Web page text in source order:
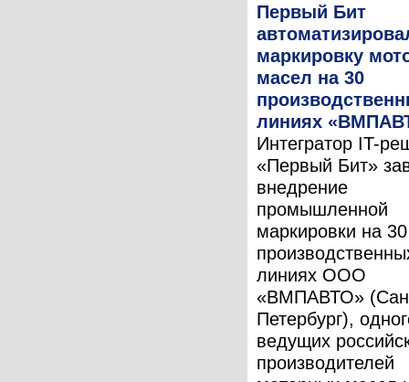
Первый Бит
маркировку
масел на 30
линиях
Интегратор IT-
«Первый Бит»
внедрение
промышленной
маркировки на 30
линиях ООО
«ВМПАВТО»
Петербург),
ведущих
производителей